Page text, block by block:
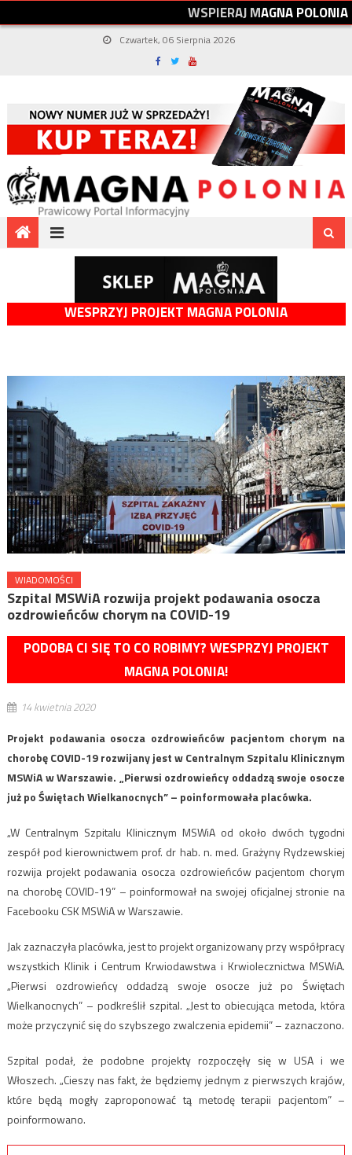
WSPIERAJMAGNAPOLONIA
Czwartek, 06 Sierpnia 2026
WESPRZYJ PROJEKT MAGNA POLONIA
WIADOMOŚCI
Szpital MSWiA rozwija projekt podawania osocza
ozdrowieńców chorym na COVID-19
PODOBA CI SIĘ TO CO ROBIMY? WESPRZYJ PROJEKT
MAGNA POLONIA!
14 kwietnia 2020
Projekt podawania osocza ozdrowieńców pacjentom chorym na
chorobę COVID-19 rozwijany jest w Centralnym Szpitalu Klinicznym
MSWiA w Warszawie. „Pierwsi ozdrowieńcy oddadzą swoje osocze
już po Świętach Wielkanocnych” – poinformowała placówka.
„W Centralnym Szpitalu Klinicznym MSWiA od około dwóch tygodni
zespół pod kierownictwem prof. dr hab. n. med. Grażyny Rydzewskiej
rozwija projekt podawania osocza ozdrowieńców pacjentom chorym
na chorobę COVID-19” – poinformował na swojej oficjalnej stronie na
Facebooku CSK MSWiA w Warszawie.
Jak zaznaczyła placówka, jest to projekt organizowany przy współpracy
wszystkich Klinik i Centrum Krwiodawstwa i Krwiolecznictwa MSWiA.
„Pierwsi ozdrowieńcy oddadzą swoje osocze już po Świętach
Wielkanocnych” – podkreślił szpital. „Jest to obiecująca metoda, która
może przyczynić się do szybszego zwalczenia epidemii” – zaznaczono.
Szpital podał, że podobne projekty rozpoczęły się w USA i we
Włoszech. „Cieszy nas fakt, że będziemy jednym z pierwszych krajów,
które będą mogły zaproponować tą metodę terapii pacjentom” –
poinformowano.